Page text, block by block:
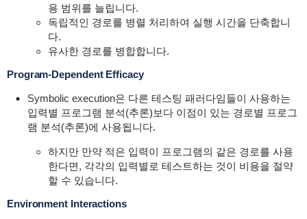
용 범위를 늘립니다.
독립적인 경로를 병렬 처리하여 실행 시간을 단축합니
다.
유사한 경로를 병합합니다.
Program-Dependent Efficacy
Symbolic execution은 다른 테스팅 패러다임들이 사용하는
입력별 프로그램 분석(추론)보다 이점이 있는 경로별 프로그
램 분석(추론)에 사용됩니다.
하지만 만약 적은 입력이 프로그램의 같은 경로를 사용
한다면, 각각의 입력별로 테스트하는 것이 비용을 절약
할 수 있습니다.
Environment Interactions